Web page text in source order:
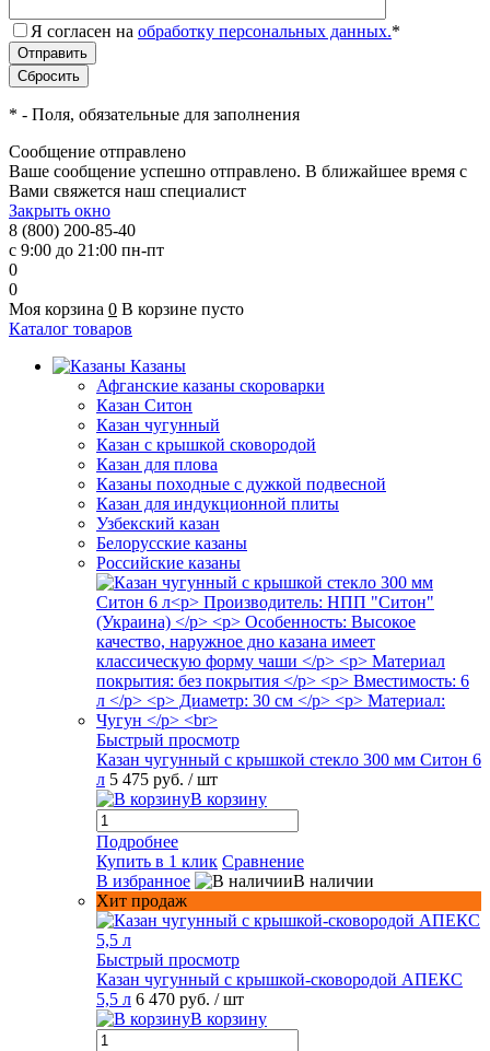
Я согласен на обработку персональных данных.*
* - Поля, обязательные для заполнения
Сообщение отправлено
Ваше сообщение успешно отправлено. В ближайшее время с
Вами свяжется наш специалист
Закрыть окно
8 (800) 200-85-40
с 9:00 до 21:00 пн-пт
0
0
Моя корзина 0 В корзине пусто
Каталог товаров
Казаны
Афганские казаны скороварки
Казан Ситон
Казан чугунный
Казан с крышкой сковородой
Казан для плова
Казаны походные с дужкой подвесной
Казан для индукционной плиты
Узбекский казан
Белорусские казаны
Российские казаны
Быстрый просмотр
Казан чугунный с крышкой стекло 300 мм Ситон 6
л 5 475 руб. / шт
В корзину
Подробнее
Купить в 1 клик Сравнение
В избранное
В наличии
Хит продаж
Быстрый просмотр
Казан чугунный с крышкой-сковородой АПЕКС
5,5 л 6 470 руб. / шт
В корзину